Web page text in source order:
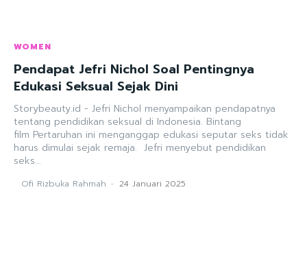
WOMEN
Pendapat Jefri Nichol Soal Pentingnya
Edukasi Seksual Sejak Dini
Storybeauty.id - Jefri Nichol menyampaikan pendapatnya
tentang pendidikan seksual di Indonesia. Bintang
film Pertaruhan ini menganggap edukasi seputar seks tidak
harus dimulai sejak remaja. Jefri menyebut pendidikan
seks...
Ofi Rizbuka Rahmah - 24 Januari 2025